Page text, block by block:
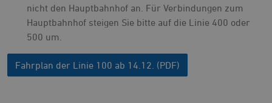
nicht den Hauptbahnhof an. Für Verbindungen zum
Hauptbahnhof steigen Sie bitte auf die Linie 400 oder
500 um.
Fahrplan der Linie 100 ab 14.12. (PDF)